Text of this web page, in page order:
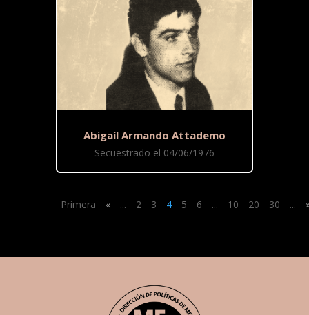
Abigaíl Armando Attademo
Secuestrado el 04/06/1976
Primera « ... 2 3 4 5 6 ... 10 20 30 ...